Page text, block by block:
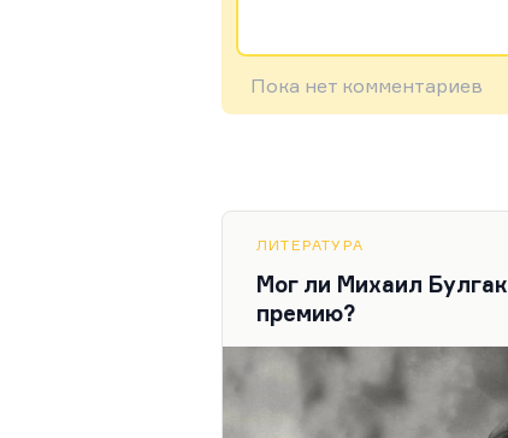
Пока нет комментариев
ЛИТЕРАТУРА
Мог ли Михаил
премию?